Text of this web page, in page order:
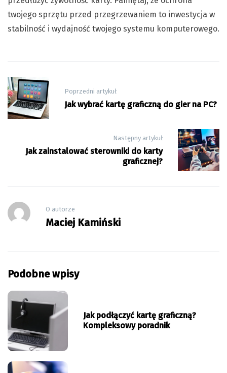
twojego sprzętu przed przegrzewaniem to inwestycja w
stabilność i wydajność twojego systemu komputerowego.
Nawigacja
wpisu
Poprzedni artykuł
Jak wybrać kartę graficzną do gier na PC?
Następny artykuł
Jak zainstalować sterowniki do karty
graficznej?
O autorze
Maciej Kamiński
Podobne wpisy
Jak podłączyć kartę graficzną?
Kompleksowy poradnik